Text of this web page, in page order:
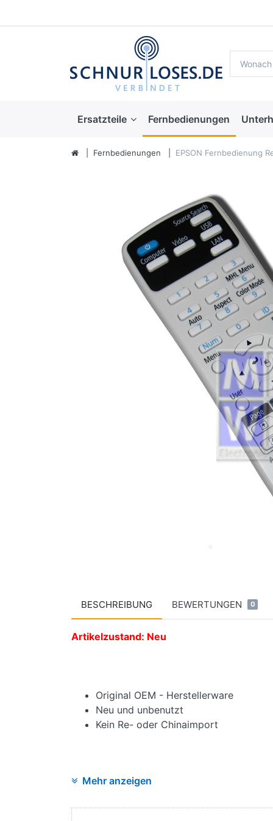
Ersatzteile Fernbedienungen
Fernbedienungen EPSON Fernbedienung
BESCHREIBUNG BEWERTUNGEN 0
Artikelzustand: Neu
Original OEM - Herstellerware
Neu und unbenutzt
Kein Re- oder Chinaimport
Hersteller:
Mehr anzeigen